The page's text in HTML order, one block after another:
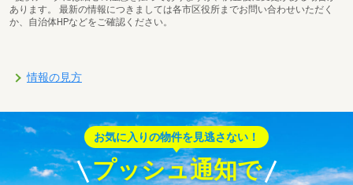
あります。 最新の情報につきましては各市区役所までお問い合わせいただく
か、自治体HPなどをご確認ください。
情報の見方
お気に入りの物件を見逃さない！
プッシュ通知で